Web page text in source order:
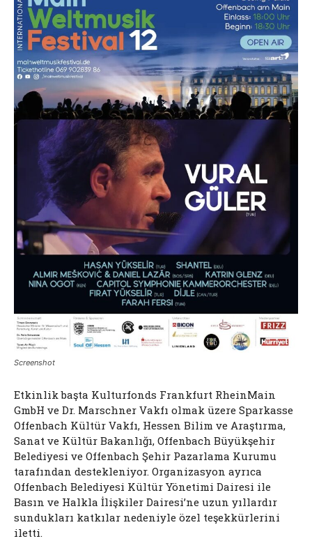
Screenshot
Etkinlik başta Kulturfonds Frankfurt RheinMain
GmbH ve Dr. Marschner Vakfı olmak üzere Sparkasse
Offenbach Kültür Vakfı, Hessen Bilim ve Araştırma,
Sanat ve Kültür Bakanlığı, Offenbach Büyükşehir
Belediyesi ve Offenbach Şehir Pazarlama Kurumu
tarafından destekleniyor. Organizasyon ayrıca
Offenbach Belediyesi Kültür Yönetimi Dairesi ile
Basın ve Halkla İlişkiler Dairesi’ne uzun yıllardır
sundukları katkılar nedeniyle özel teşekkürlerini
iletti.